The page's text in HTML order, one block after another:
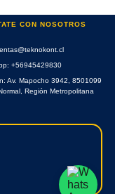
CON NOSOTROS
+56945429830
Av. Mapocho 3942, 8501099
Región Metropolitana